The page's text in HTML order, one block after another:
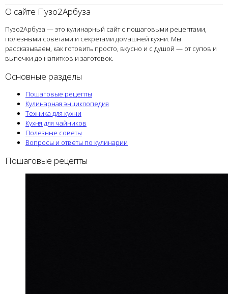
О сайте Пузо2Арбуза
Пузо2Арбуза — это кулинарный сайт с пошаговыми рецептами,
полезными советами и секретами домашней кухни. Мы
рассказываем, как готовить просто, вкусно и с душой — от супов и
выпечки до напитков и заготовок.
Основные разделы
Пошаговые рецепты
Кулинарная энциклопедия
Техника для кухни
Кухня для чайников
Полезные советы
Вопросы и ответы по кулинарии
Пошаговые рецепты